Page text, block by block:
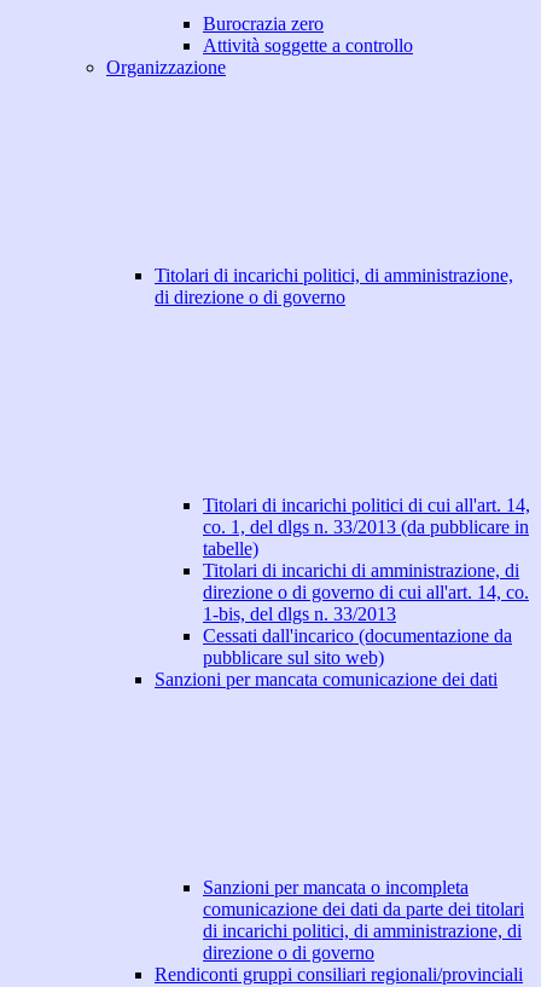
Burocrazia zero
Attività soggette a controllo
Organizzazione
Titolari di incarichi politici, di amministrazione,
di direzione o di governo
Titolari di incarichi politici di cui all'art. 14,
co. 1, del dlgs n. 33/2013 (da pubblicare in
tabelle)
Titolari di incarichi di amministrazione, di
direzione o di governo di cui all'art. 14, co.
1-bis, del dlgs n. 33/2013
Cessati dall'incarico (documentazione da
pubblicare sul sito web)
Sanzioni per mancata comunicazione dei dati
Sanzioni per mancata o incompleta
comunicazione dei dati da parte dei titolari
di incarichi politici, di amministrazione, di
direzione o di governo
Rendiconti gruppi consiliari regionali/provinciali